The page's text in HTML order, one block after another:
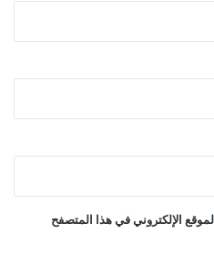
الإلكتروني في هذا المتصفح